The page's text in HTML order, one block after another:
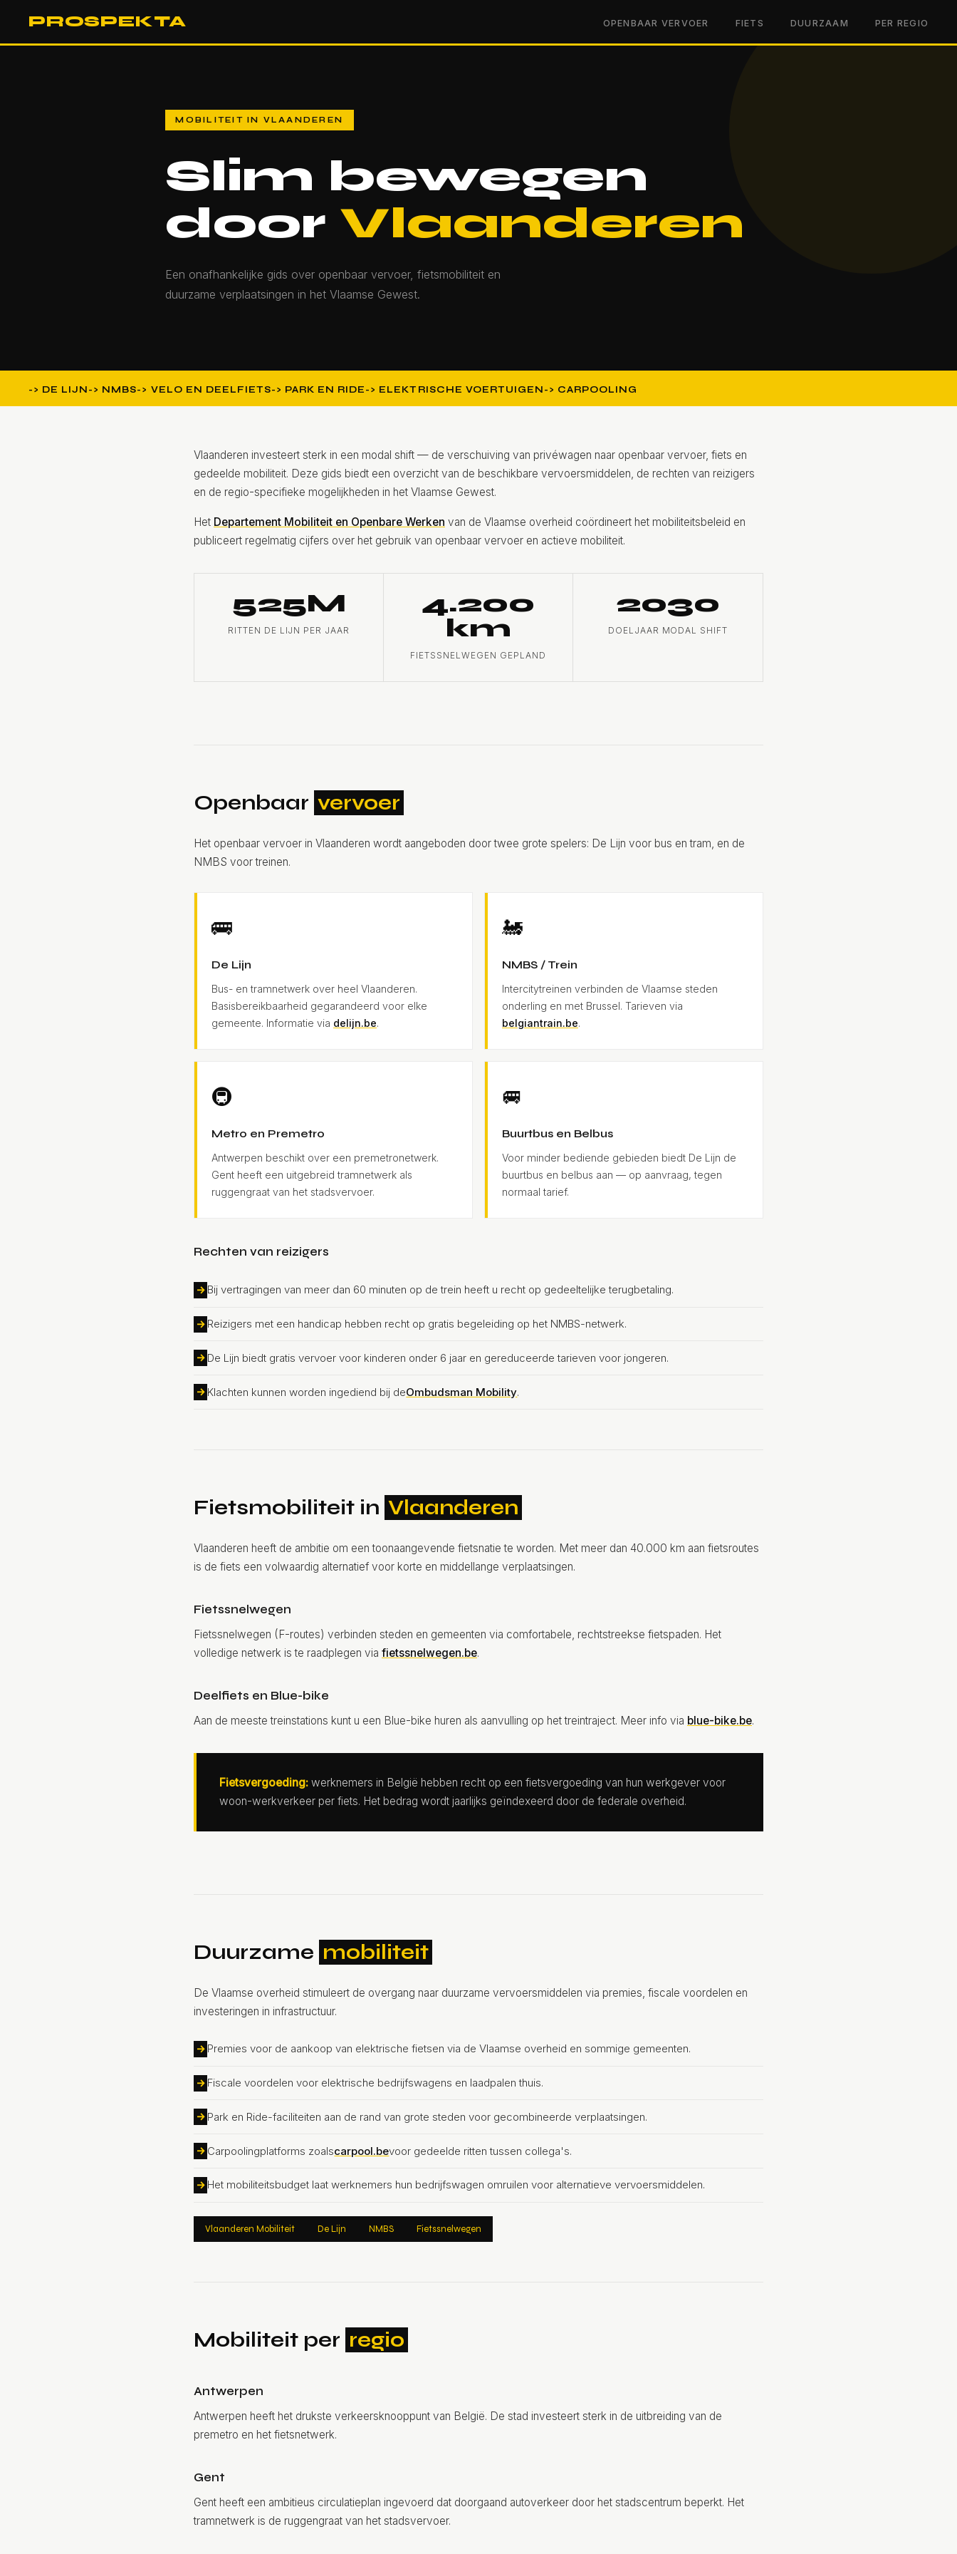
PROSPEKTA OPENBAAR VERVOER FIETS DUURZAAM PER REGIO
MOBILITEIT IN VLAANDEREN
Slim bewegen
door Vlaanderen
Een onafhankelijke gids over openbaar vervoer, fietsmobiliteit en
duurzame verplaatsingen in het Vlaamse Gewest.
DE LIJN NMBS VELO EN DEELFIETS PARK EN RIDE ELEKTRISCHE VOERTUIGEN CARPOOLING
Vlaanderen investeert sterk in een modal shift — de verschuiving van privéwagen naar openbaar vervoer, fiets en
gedeelde mobiliteit. Deze gids biedt een overzicht van de beschikbare vervoersmiddelen, de rechten van reizigers
en de regio-specifieke mogelijkheden in het Vlaamse Gewest.
Het Departement Mobiliteit en Openbare Werken van de Vlaamse overheid coördineert het mobiliteitsbeleid en
publiceert regelmatig cijfers over het gebruik van openbaar vervoer en actieve mobiliteit.
525M
RITTEN DE LIJN PER JAAR
4.200
km
FIETSSNELWEGEN GEPLAND
2030
DOELJAAR MODAL SHIFT
Openbaar vervoer
Het openbaar vervoer in Vlaanderen wordt aangeboden door twee grote spelers: De Lijn voor bus en tram, en de
NMBS voor treinen.
🚌
De Lijn
Bus- en tramnetwerk over heel Vlaanderen.
Basisbereikbaarheid gegarandeerd voor elke
gemeente. Informatie via delijn.be.
🚂
NMBS / Trein
Intercitytreinen verbinden de Vlaamse steden
onderling en met Brussel. Tarieven via
belgiantrain.be.
🚇
Metro en Premetro
Antwerpen beschikt over een premetronetwerk.
Gent heeft een uitgebreid tramnetwerk als
ruggengraat van het stadsvervoer.
🚐
Buurtbus en Belbus
Voor minder bediende gebieden biedt De Lijn de
buurtbus en belbus aan — op aanvraag, tegen
normaal tarief.
Rechten van reizigers
Bij vertragingen van meer dan 60 minuten op de trein heeft u recht op gedeeltelijke terugbetaling.
Reizigers met een handicap hebben recht op gratis begeleiding op het NMBS-netwerk.
De Lijn biedt gratis vervoer voor kinderen onder 6 jaar en gereduceerde tarieven voor jongeren.
Klachten kunnen worden ingediend bij deOmbudsman Mobility.
Fietsmobiliteit in Vlaanderen
Vlaanderen heeft de ambitie om een toonaangevende fietsnatie te worden. Met meer dan 40.000 km aan fietsroutes
is de fiets een volwaardig alternatief voor korte en middellange verplaatsingen.
Fietssnelwegen
Fietssnelwegen (F-routes) verbinden steden en gemeenten via comfortabele, rechtstreekse fietspaden. Het
volledige netwerk is te raadplegen via fietssnelwegen.be.
Deelfiets en Blue-bike
Aan de meeste treinstations kunt u een Blue-bike huren als aanvulling op het treintraject. Meer info via blue-bike.be.
Fietsvergoeding: werknemers in België hebben recht op een fietsvergoeding van hun werkgever voor
woon-werkverkeer per fiets. Het bedrag wordt jaarlijks geïndexeerd door de federale overheid.
Duurzame mobiliteit
De Vlaamse overheid stimuleert de overgang naar duurzame vervoersmiddelen via premies, fiscale voordelen en
investeringen in infrastructuur.
Premies voor de aankoop van elektrische fietsen via de Vlaamse overheid en sommige gemeenten.
Fiscale voordelen voor elektrische bedrijfswagens en laadpalen thuis.
Park en Ride-faciliteiten aan de rand van grote steden voor gecombineerde verplaatsingen.
Carpoolingplatforms zoalscarpool.bevoor gedeelde ritten tussen collega's.
Het mobiliteitsbudget laat werknemers hun bedrijfswagen omruilen voor alternatieve vervoersmiddelen.
Vlaanderen Mobiliteit De Lijn NMBS Fietssnelwegen
Mobiliteit per regio
Antwerpen
Antwerpen heeft het drukste verkeersknooppunt van België. De stad investeert sterk in de uitbreiding van de
premetro en het fietsnetwerk.
Gent
Gent heeft een ambitieus circulatieplan ingevoerd dat doorgaand autoverkeer door het stadscentrum beperkt. Het
tramnetwerk is de ruggengraat van het stadsvervoer.